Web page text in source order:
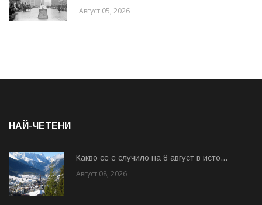
Август 05, 2026
НАЙ-ЧЕТЕНИ
Какво се е случило на 8 август в исто...
Август 08, 2026